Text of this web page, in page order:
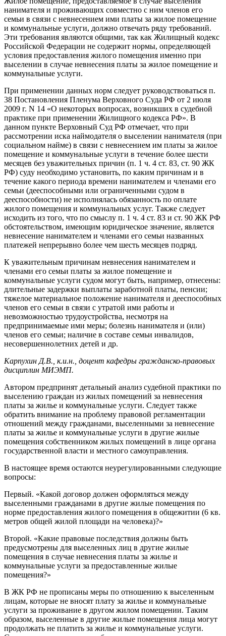
нанимателя и проживающих совместно с ним членов его
семьи в связи с невнесением ими платы за жилое помещение
и коммунальные услуги, должно отвечать ряду требований.
Эти требования являются общими, так как Жилищный кодекс
Российской Федерации не содержит нормы, определяющей
условия предоставления жилого помещения именно при
выселении в случае невнесения платы за жилое помещение и
коммунальные услуги.
При применении данных норм следует руководствоваться п.
38 Постановления Пленума Верховного Суда РФ от 2 июля
2009 г. N 14 «О некоторых вопросах, возникших в судебной
практике при применении Жилищного кодекса РФ». В
данном пункте Верховный Суд РФ отмечает, что при
рассмотрении иска наймодателя о выселении нанимателя (при
социальном найме) в связи с невнесением им платы за жилое
помещение и коммунальные услуги в течение более шести
месяцев без уважительных причин (п. 1 ч. 4 ст. 83, ст. 90 ЖК
РФ) суду необходимо установить, по каким причинам и в
течение какого периода времени нанимателем и членами его
семьи (дееспособными или ограниченными судом в
дееспособности) не исполнялась обязанность по оплате
жилого помещения и коммунальных услуг. Также следует
исходить из того, что по смыслу п. 1 ч. 4 ст. 83 и ст. 90 ЖК РФ
обстоятельством, имеющим юридическое значение, является
невнесение нанимателем и членами его семьи названных
платежей непрерывно более чем шесть месяцев подряд.
К уважительным причинам невнесения нанимателем и
членами его семьи платы за жилое помещение и
коммунальные услуги судом могут быть, например, отнесены:
длительные задержки выплаты заработной платы, пенсии;
тяжелое материальное положение нанимателя и дееспособных
членов его семьи в связи с утратой ими работы и
невозможностью трудоустройства, несмотря на
предпринимаемые ими меры; болезнь нанимателя и (или)
членов его семьи; наличие в составе семьи инвалидов,
несовершеннолетних детей и др.
Карпухин Д.В., к.и.н., доцент кафедры гражданско-правовых
дисциплин МИЭМП.
Автором предпринят детальный анализ судебной практики по
выселению граждан из жилых помещений за невнесения
платы за жилье и коммунальные услуги. Следует также
обратить внимание на проблему правовой регламентации
отношений между гражданами, выселенными за невнесение
платы за жилье и коммунальные услуги в другие жилые
помещения собственником жилых помещений в лице органа
государственной власти и местного самоуправления.
В настоящее время остаются неурегулированными следующие
вопросы:
Первый. «Какой договор должен оформляться между
выселенными гражданами в другие жилые помещения по
норме предоставления жилого помещения в общежитии (6 кв.
метров общей жилой площади на человека)?»
Второй. «Какие правовые последствия должны быть
предусмотрены для выселенных лиц в другие жилые
помещения в случае невнесения платы за жилье и
коммунальные услуги за предоставленные жилые
помещения?»
В ЖК РФ не прописаны меры по отношению к выселенным
лицам, которые не вносят плату за жилье и коммунальные
услуги за проживание в другом жилом помещении. Таким
образом, выселенные в другие жилые помещения лица могут
продолжать не платить за жилье и коммунальные услуги.